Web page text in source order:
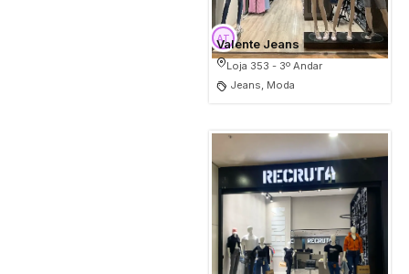
Valente Jeans
Loja 353 - 3º Andar
Jeans, Moda